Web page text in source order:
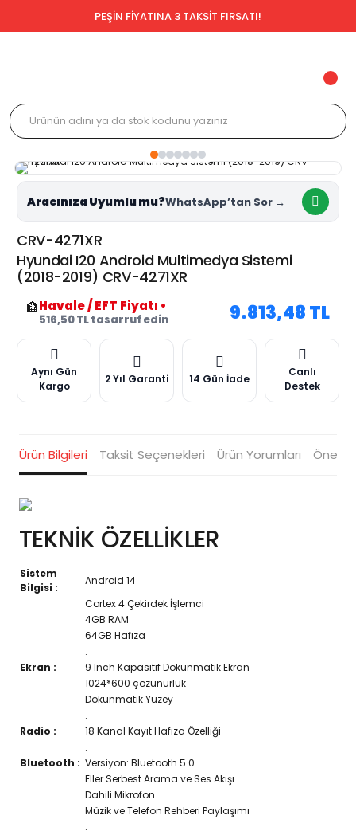
PEŞİN FİYATINA 3 TAKSİT FIRSATI!
Aracınıza Uyumlu mu?
CRV-4271XR
Hyundai I20 Android Multimedya Sistemi
(2018-2019) CRV-4271XR
🏦Havale / EFT Fiyatı •
516,50 TL tasarruf edin 9.813,48 TL
Aynı Gün
Kargo
2 Yıl Garanti 14 Gün İade
Canlı
Destek
Ürün Bilgileri Taksit Seçenekleri Ürün Yorumları
TEKNİK ÖZELLİKLER
Sistem
Bilgisi :
Android 14
Cortex 4 Çekirdek İşlemci
4GB RAM
64GB Hafıza
.
Ekran :
9 Inch Kapasitif Dokunmatik Ekran
1024*600 çözünürlük
Dokunmatik Yüzey
.
Radio :
18 Kanal Kayıt Hafıza Özelliği
.
Bluetooth : Versiyon: Bluetooth 5.0
Eller Serbest Arama ve Ses Akışı
Dahili Mikrofon
Müzik ve Telefon Rehberi Paylaşımı
.